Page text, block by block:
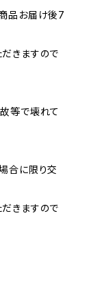
品お届け後7
きますので
等で壊れて
合に限り交
きますので